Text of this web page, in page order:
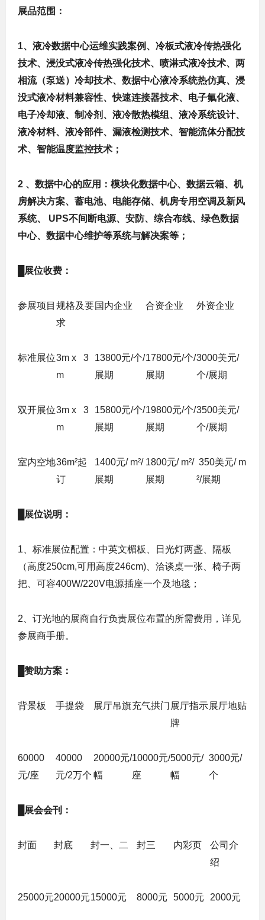
展品范围：
1、液冷数据中心运维实践案例、冷板式液冷传热强化
技术、浸没式液冷传热强化技术、喷淋式液冷技术、两
相流（泵送）冷却技术、数据中心液冷系统热仿真、浸
没式液冷材料兼容性、快速连接器技术、电子氟化液、
电子冷却液、制冷剂、液冷散热模组、液冷系统设计、
液冷材料、液冷部件、漏液检测技术、智能流体分配技
术、智能温度监控技术；
2 、数据中心的应用：模块化数据中心、数据云箱、机
房解决方案、蓄电池、电能存储、机房专用空调及新风
系统、 UPS不间断电源、安防、综合布线、绿色数据
中心、数据中心维护等系统与解决案等；
展位收费：
参展项目 规格及要
求
国内企业 合资企业 外资企业
标准展位3m x 3
m
13800元/个/
展期
17800元/个/
展期
3000美元/
个/展期
双开展位3m x 3
m
15800元/个/
展期
19800元/个/
展期
3500美元/
个/展期
室内空地36m²起
订
1400元/ m²/
展期
1800元/ m²/
展期
350美元/ m
²/展期
展位说明：
1、 标准展位配置：中英文楣板、日光灯两盏、隔板
（高度250cm,可用高度246cm)、洽谈桌一张、椅子两
把、可容400W/220V电源插座一个及地毯；
2、 订光地的展商自行负责展位布置的所需费用，详见
参展商手册。
赞助方案：
背景板 手提袋 展厅吊旗充气拱门 展厅指示
牌
展厅地贴
60000
元/座
40000
元/2万个
20000元/
幅
10000元/
座
5000元/
幅
3000元/
个
展会会刊：
封面 封底 封一、二 封三 内彩页
公司介
绍
25000元20000元15000元 8000元 5000元 2000元